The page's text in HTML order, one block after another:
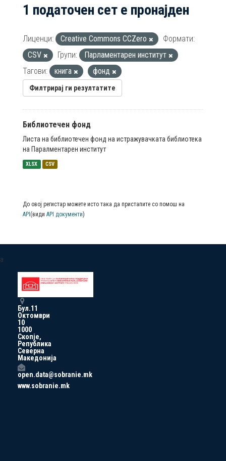
1 податочен сет е пронајден
Лиценци: Creative Commons CCZero
Формати:
CSV
Групи:
Парламентарен институт
Тагови:
книга фонд
Филтрирај ги резултатите
Библиотечен фонд
Листа на библиотечен фонд на истражувачката библиотека
на Паралментарен институт
XLSX CSV
До овој регистар можете исто така да пристапите со помош на
API (види API документи)
a
Бул.11
Октомври
10
1000
Скопје,
Република
Северна
Македонија
open.data@sobranie.mk
www.sobranie.mk